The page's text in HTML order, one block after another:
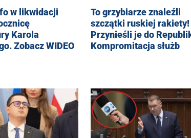
w likwidacji
Karola
Zobacz WIDEO
To grzybiarze znaleźli
szczątki ruskiej rakiety!
Przynieśli je do
Kompromitacja służb